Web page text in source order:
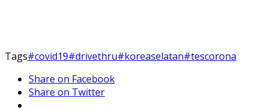
Tags#covid19#drivethru#koreaselatan#tescorona
Share on Facebook
Share on Twitter